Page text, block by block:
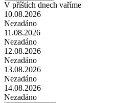
V příštích dnech vaříme
10.08.2026
Nezadáno
11.08.2026
Nezadáno
12.08.2026
Nezadáno
13.08.2026
Nezadáno
14.08.2026
Nezadáno